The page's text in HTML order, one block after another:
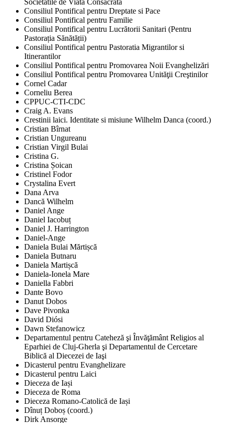
Societatile de Viata Consacrata
Consiliul Pontifical pentru Dreptate si Pace
Consiliul Pontifical pentru Familie
Consiliul Pontifical pentru Lucrătorii Sanitari (Pentru
Pastorația Sănătății)
Consiliul Pontifical pentru Pastoratia Migrantilor si
Itinerantilor
Consiliul Pontifical pentru Promovarea Noii Evanghelizări
Consiliul Pontifical pentru Promovarea Unităţii Creştinilor
Cornel Cadar
Corneliu Berea
CPPUC-CTI-CDC
Craig A. Evans
Crestinii laici. Identitate si misiune Wilhelm Danca (coord.)
Cristian Bîrnat
Cristian Ungureanu
Cristian Virgil Bulai
Cristina G.
Cristina Șoican
Cristinel Fodor
Crystalina Evert
Dana Arva
Dancă Wilhelm
Daniel Ange
Daniel Iacobuț
Daniel J. Harrington
Daniel-Ange
Daniela Bulai Mărtișcă
Daniela Butnaru
Daniela Martișcă
Daniela-Ionela Mare
Daniella Fabbri
Dante Bovo
Danut Dobos
Dave Pivonka
David Diósi
Dawn Stefanowicz
Departamentul pentru Cateheză şi Învăţământ Religios al
Eparhiei de Cluj-Gherla şi Departamentul de Cercetare
Biblică al Diecezei de Iaşi
Dicasterul pentru Evanghelizare
Dicasterul pentru Laici
Dieceza de Iași
Dieceza de Roma
Dieceza Romano-Catolică de Iași
Dînuț Doboș (coord.)
Dirk Ansorge